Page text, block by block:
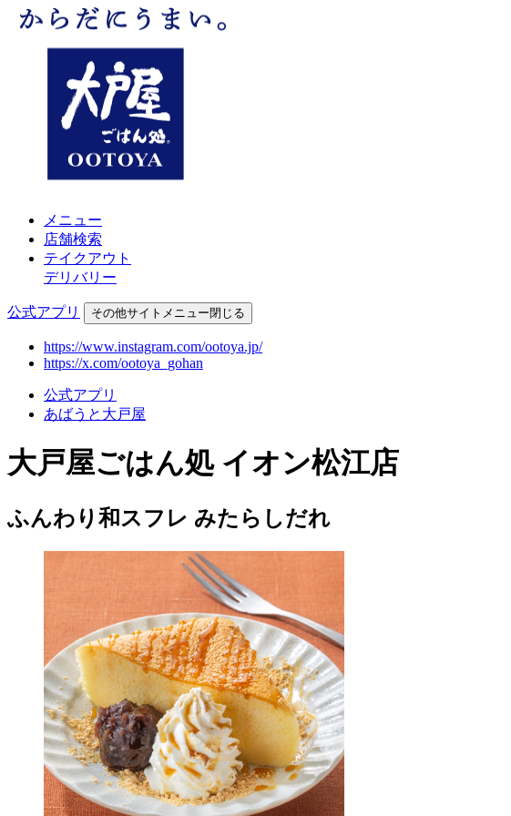
メニュー
店舗検索
テイクアウト
デリバリー
公式アプリ その他サイトメニュー閉じる
https://www.instagram.com/ootoya.jp/
https://x.com/ootoya_gohan
公式アプリ
あばうと大戸屋
大戸屋ごはん処 イオン松江店
ふんわり和スフレ みたらしだれ